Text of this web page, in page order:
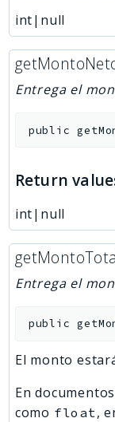
int|null
Entrega el
public
Return
int|null
Entrega el
public
El monto
En
como float ,